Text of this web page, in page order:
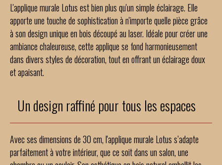
L'applique murale Lotus est bien plus qu'un simple éclairage. Elle
apporte une touche de sophistication à n'importe quelle pièce grâce
à son design unique en bois découpé au laser. Idéale pour créer une
ambiance chaleureuse, cette applique se fond harmonieusement
dans divers styles de décoration, tout en offrant un éclairage doux
et apaisant.
Un design raffiné pour tous les espaces
Avec ses dimensions de 30 cm, l'applique murale Lotus s’adapte
parfaitement à votre intérieur, que ce soit dans un salon, une